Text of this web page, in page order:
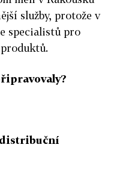
služby, protože v
specialistů pro
distribuční